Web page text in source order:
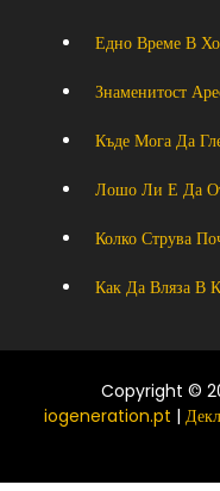
Едно Време В
Знаменитост
Къде Мога Да
Лошо Ли Е Да
Колко Струва
Как Да Вляза В
Copyright ©
iogeneration.pt |